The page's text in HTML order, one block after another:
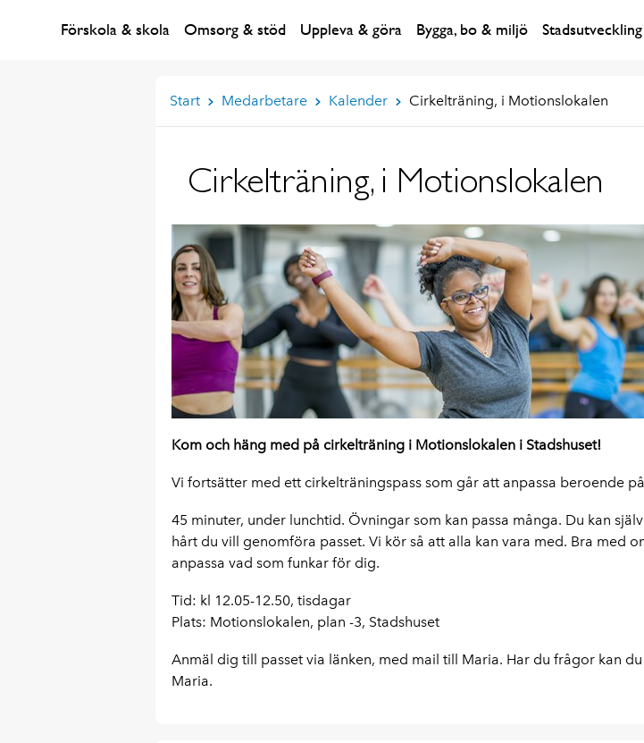
Förskola & skola Omsorg & stöd Uppleva & göra Bygga, bo & miljö
Start Medarbetare Kalender Cirkelträning, i Motionslokalen
Cirkelträning, i Motionslokalen
Kom och häng med på cirkelträning i Motionslokalen i Stadshuset!
Vi fortsätter med ett cirkelträningspass som går att anpassa beroende
45 minuter, under lunchtid. Övningar som kan passa många. Du kan
hårt du vill genomföra passet. Vi kör så att alla kan vara med. Bra med
anpassa vad som funkar för dig.
Tid: kl 12.05-12.50, tisdagar
Plats: Motionslokalen, plan -3, Stadshuset
Anmäl dig till passet via länken, med mail till Maria. Har du frågor kan
Maria.